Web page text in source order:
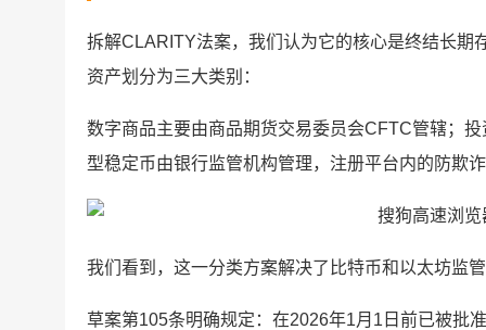
拆解CLARITY法案，我们认为它的核心是终结长期
资产划分为三大类别：
数字商品主要由商品期货交易委员会CFTC管辖；
型稳定币由银行监管机构管理，注册平台内的防欺
我们看到，这一分类方案解决了比特币和以太坊监
草案第105条明确规定：在2026年1月1日前已被批